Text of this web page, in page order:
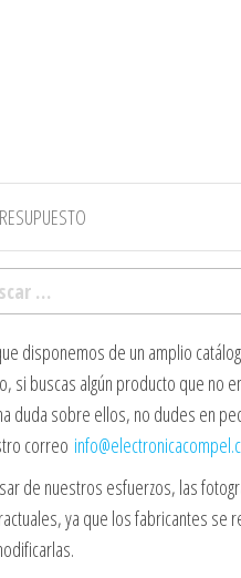
disponemos de un amplio
si buscas algún producto que no
duda sobre ellos, no dudes en
correo
de nuestros esfuerzos, las
ya que los fabricantes se